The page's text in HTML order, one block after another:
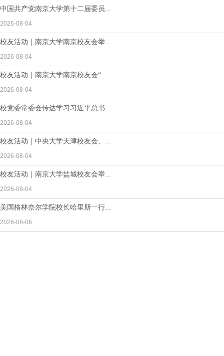
中国共产党南京大学第十二届委员...
2026-08-04
校友活动｜南京大学南京校友会举...
2026-08-04
校友活动｜南京大学南京校友会“...
2026-08-04
校党委常委会传达学习习近平总书...
2026-08-04
校友活动｜中央大学天津校友会、...
2026-08-04
校友活动｜南京大学盐城校友会举...
2026-08-04
美国格林奈尔学院校长哈里斯一行...
2026-08-06